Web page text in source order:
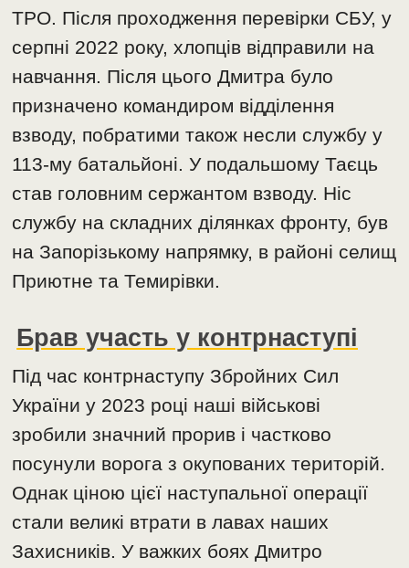
ТРО. Після проходження перевірки СБУ, у
серпні 2022 року, хлопців відправили на
навчання. Після цього Дмитра було
призначено командиром відділення
взводу, побратими також несли службу у
113-му батальйоні. У подальшому Таєць
став головним сержантом взводу. Ніс
службу на складних ділянках фронту, був
на Запорізькому напрямку, в районі селищ
Приютне та Темирівки.
Брав участь у контрнаступі
Під час контрнаступу Збройних Сил
України у 2023 році наші військові
зробили значний прорив і частково
посунули ворога з окупованих територій.
Однак ціною цієї наступальної операції
стали великі втрати в лавах наших
Захисників. У важких боях Дмитро